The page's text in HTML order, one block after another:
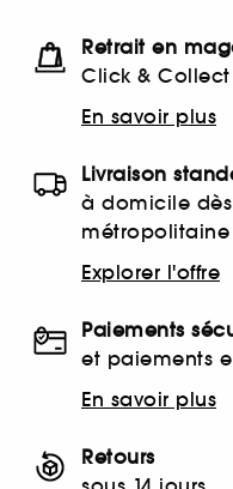
Retrait en
Click &
En savoir plus
Livraison
à domicile
Explorer l'offre
Paiements
et paiements
En savoir plus
Retours